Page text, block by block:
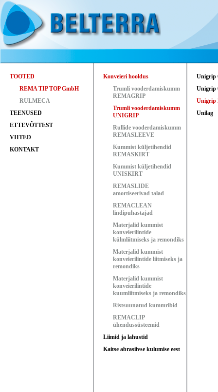
TOOTED
REMA TIP TOP GmbH
RULMECA
TEENUSED
ETTEVÕTTEST
VIITED
KONTAKT
Konveieri hooldus
Trumli vooderdamiskumm
REMAGRIP
Trumli vooderdamiskumm
UNIGRIP
Rullide vooderdamiskumm
REMASLEEVE
Kummist küljetihendid
REMASKIRT
Kummist küljetihendid
UNISKIRT
REMASLIDE
amortiseerivad talad
REMACLEAN
lindipuhastajad
Materjalid kummist
konveierilintide
külmliitmiseks ja remondiks
Materjalid kummist
konveierilintide liitmiseks ja
remondiks
Materjalid kummist
konveierilintide
kuumliitmiseks ja remondiks
Ristsuunatud kummribid
REMACLIP
ühendussüsteemid
Liimid ja lahustid
Kaitse abrasiivse kulumise eest
Unigrip
Unigrip
Unigrip
Unilag